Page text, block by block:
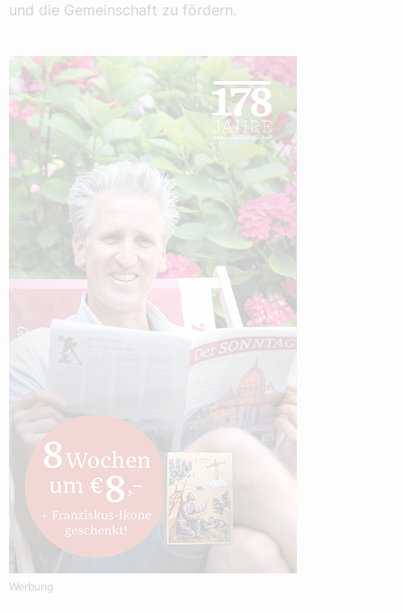
und die Gemeinschaft zu fördern.
Werbung